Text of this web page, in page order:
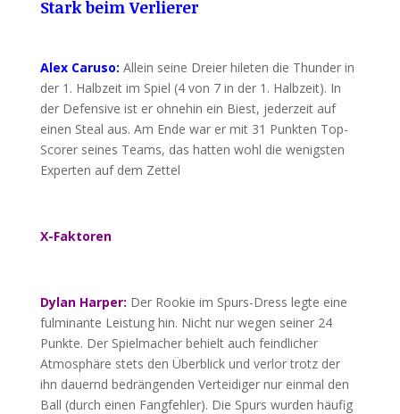
Stark beim Verlierer
Alex Caruso: Allein seine Dreier hileten die Thunder in
der 1. Halbzeit im Spiel (4 von 7 in der 1. Halbzeit). In
der Defensive ist er ohnehin ein Biest, jederzeit auf
einen Steal aus. Am Ende war er mit 31 Punkten Top-
Scorer seines Teams, das hatten wohl die wenigsten
Experten auf dem Zettel
X-Faktoren
Dylan Harper: Der Rookie im Spurs-Dress legte eine
fulminante Leistung hin. Nicht nur wegen seiner 24
Punkte. Der Spielmacher behielt auch feindlicher
Atmosphäre stets den Überblick und verlor trotz der
ihn dauernd bedrängenden Verteidiger nur einmal den
Ball (durch einen Fangfehler). Die Spurs wurden häufig